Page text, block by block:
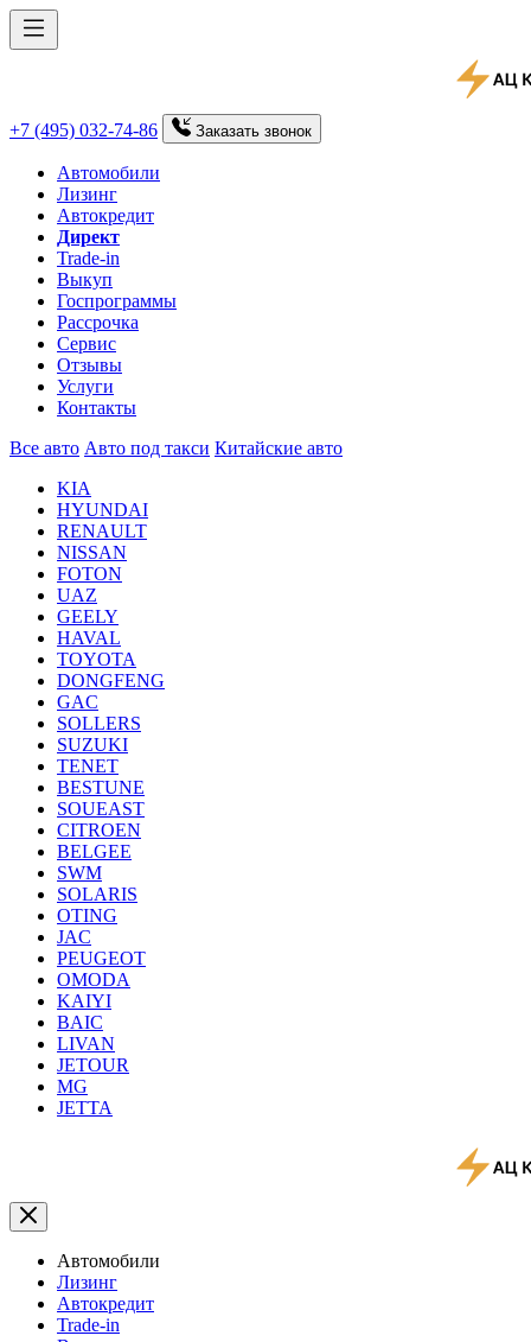
+7 (495) 032-74-86 Заказать звонок
Автомобили
Лизинг
Автокредит
Директ
Trade-in
Выкуп
Госпрограммы
Рассрочка
Сервис
Отзывы
Услуги
Контакты
Все авто Авто под такси Китайские авто
KIA
HYUNDAI
RENAULT
NISSAN
FOTON
UAZ
GEELY
HAVAL
TOYOTA
DONGFENG
GAC
SOLLERS
SUZUKI
TENET
BESTUNE
SOUEAST
CITROEN
BELGEE
SWM
SOLARIS
OTING
JAC
PEUGEOT
OMODA
KAIYI
BAIC
LIVAN
JETOUR
MG
JETTA
Автомобили
Лизинг
Автокредит
Trade-in